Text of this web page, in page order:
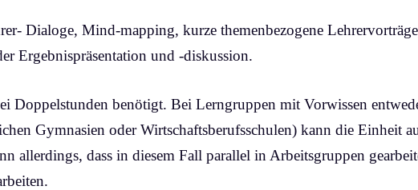
Dialoge, Mind-mapping, kurze themenbezogene
Ergebnispräsentation und -diskussion.
Doppelstunden benötigt. Bei Lerngruppen mit Vorwissen
Gymnasien oder Wirtschaftsberufsschulen) kann die Einheit
allerdings, dass in diesem Fall parallel in Arbeitsgruppen